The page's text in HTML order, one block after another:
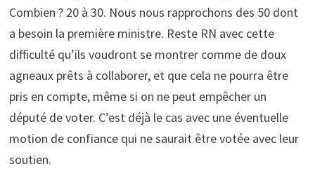
Combien ? 20 à 30. Nous nous rapprochons des 50 dont
a besoin la première ministre. Reste RN avec cette
difficulté qu’ils voudront se montrer comme de doux
agneaux prêts à collaborer, et que cela ne pourra être
pris en compte, même si on ne peut empêcher un
député de voter. C’est déjà le cas avec une éventuelle
motion de confiance qui ne saurait être votée avec leur
soutien.